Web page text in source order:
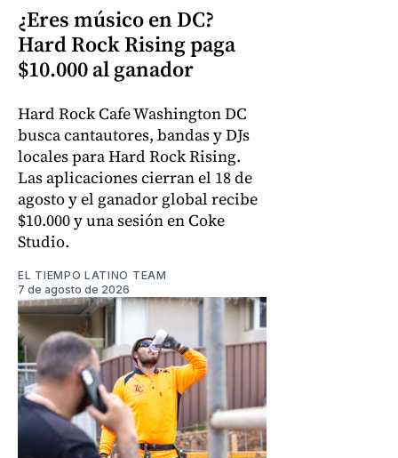
¿Eres músico en DC?
Hard Rock Rising paga
$10.000 al ganador
Hard Rock Cafe Washington DC
busca cantautores, bandas y DJs
locales para Hard Rock Rising.
Las aplicaciones cierran el 18 de
agosto y el ganador global recibe
$10.000 y una sesión en Coke
Studio.
EL TIEMPO LATINO TEAM
7 de agosto de 2026